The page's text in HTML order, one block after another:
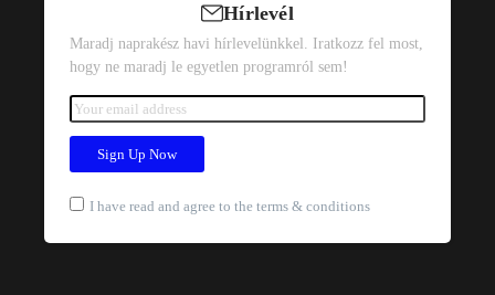
Hírlevél
Maradj naprakész havi hírlevelünkkel. Iratkozz fel most,
hogy ne maradj le egyetlen programról sem!
I have read and agree to the terms & conditions